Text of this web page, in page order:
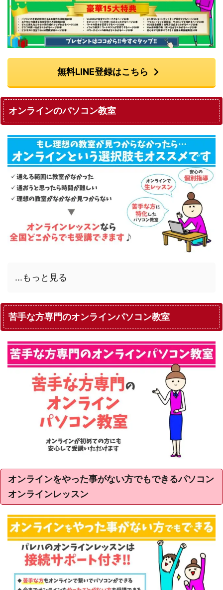
無料LINE登録はこちら
オンラインのパソコン教室
...もっと見る
苦手な方専門のオンラインパソコン教室
オンラインをやった事がない方でもできるパソコン
オンラインレッスン